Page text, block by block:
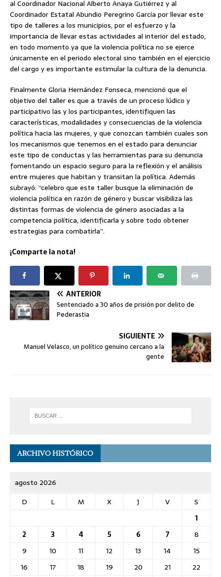
al Coordinador Nacional Alberto Anaya Gutiérrez y al
Coordinador Estatal Abundio Peregrino García por llevar este
tipo de talleres a los municipios, por el esfuerzo y la
importancia de llevar estas actividades al interior del estado,
en todo momento ya que la violencia política no se ejerce
únicamente en el periodo electoral sino también en el ejercicio
del cargo y es importante estimular la cultura de la denuncia.
Finalmente Gloria Hernández Fonseca, mencionó que el
objetivo del taller es que a través de un proceso lúdico y
participativo las y los participantes, identifiquen las
características, modalidades y consecuencias de la violencia
política hacia las mujeres, y que conozcan también cuales son
los mecanismos que tenemos en el estado para denunciar
este tipo de conductas y las herramientas para su denuncia
fomentando un espacio seguro para la reflexión y el análisis
entre mujeres que habitan y transitan la política. Además
subrayó: “celebro que este taller busque la eliminación de
violencia política en razón de género y buscar visibiliza las
distintas formas de violencia de género asociadas a la
competencia política, identificarla y sobre todo obtener
estrategias para combatirla”.
¡Comparte la nota!
ANTERIOR
Sentenciado a 30 años de prisión por delito de
Pederastia
SIGUIENTE
Manuel Velasco, un político genuino cercano a la
gente
ARCHIVO HISTÓRICO
agosto 2026
D
L M X J V
S
1
2
3 4 5 6 7
8
9
10 11 12 13 14
15
16
17 18 19 20 21
22